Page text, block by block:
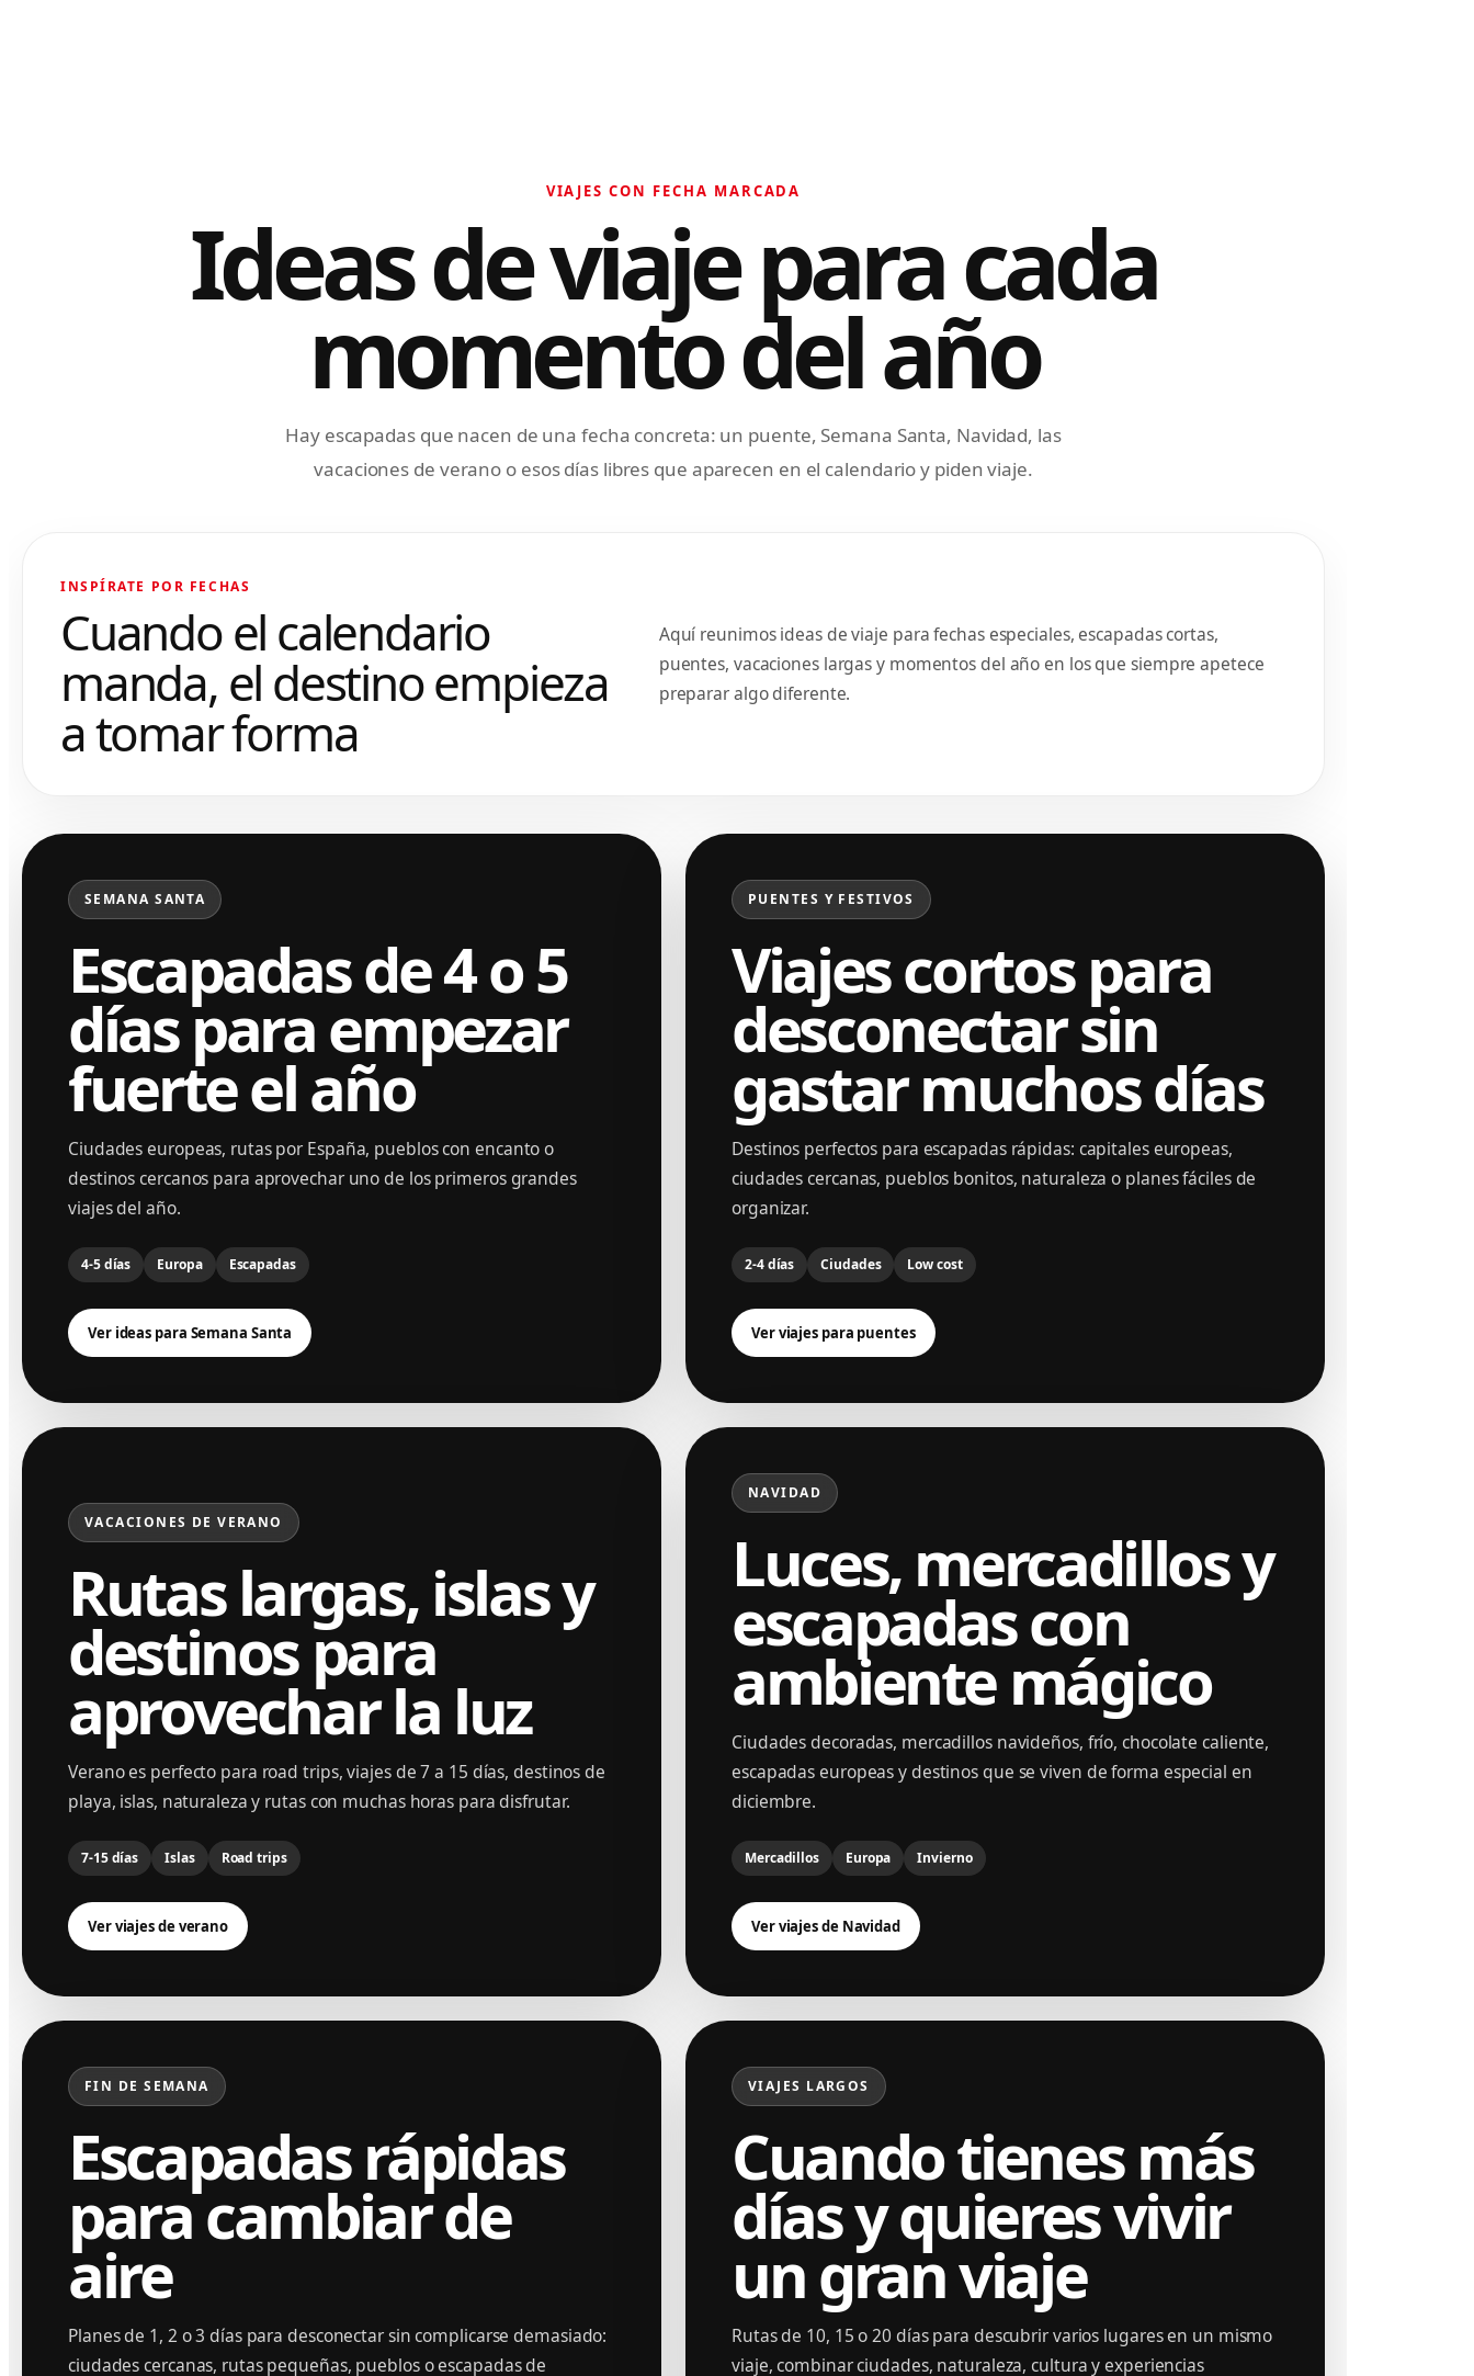
VIAJES CON FECHA MARCADA
Ideas de viaje para cada
momento del año
Hay escapadas que nacen de una fecha concreta: un puente, Semana Santa, Navidad, las
vacaciones de verano o esos días libres que aparecen en el calendario y piden viaje.
INSPÍRATE POR FECHAS
Cuando el calendario
manda, el destino empieza
a tomar forma
Aquí reunimos ideas de viaje para fechas especiales, escapadas cortas,
puentes, vacaciones largas y momentos del año en los que siempre apetece
preparar algo diferente.
01
SEMANA SANTA
Escapadas de 4 o 5
días para empezar
fuerte el año
Ciudades europeas, rutas por España, pueblos con encanto o
destinos cercanos para aprovechar uno de los primeros grandes
viajes del año.
4-5 días Europa Escapadas
Ver ideas para Semana Santa
02
PUENTES Y FESTIVOS
Viajes cortos para
desconectar sin
gastar muchos días
Destinos perfectos para escapadas rápidas: capitales europeas,
ciudades cercanas, pueblos bonitos, naturaleza o planes fáciles de
organizar.
2-4 días Ciudades Low cost
Ver viajes para puentes
VACACIONES DE VERANO
Rutas largas, islas y
destinos para
aprovechar la luz
Verano es perfecto para road trips, viajes de 7 a 15 días, destinos de
playa, islas, naturaleza y rutas con muchas horas para disfrutar.
7-15 días Islas Road trips
Ver viajes de verano
NAVIDAD
Luces, mercadillos y
escapadas con
ambiente mágico
Ciudades decoradas, mercadillos navideños, frío, chocolate caliente,
escapadas europeas y destinos que se viven de forma especial en
diciembre.
Mercadillos Europa Invierno
Ver viajes de Navidad
05
FIN DE SEMANA
Escapadas rápidas
para cambiar de
aire
Planes de 1, 2 o 3 días para desconectar sin complicarse demasiado:
ciudades cercanas, rutas pequeñas, pueblos o escapadas de
VIAJES LARGOS
Cuando tienes más
días y quieres vivir
un gran viaje
Rutas de 10, 15 o 20 días para descubrir varios lugares en un mismo
viaje, combinar ciudades, naturaleza, cultura y experiencias